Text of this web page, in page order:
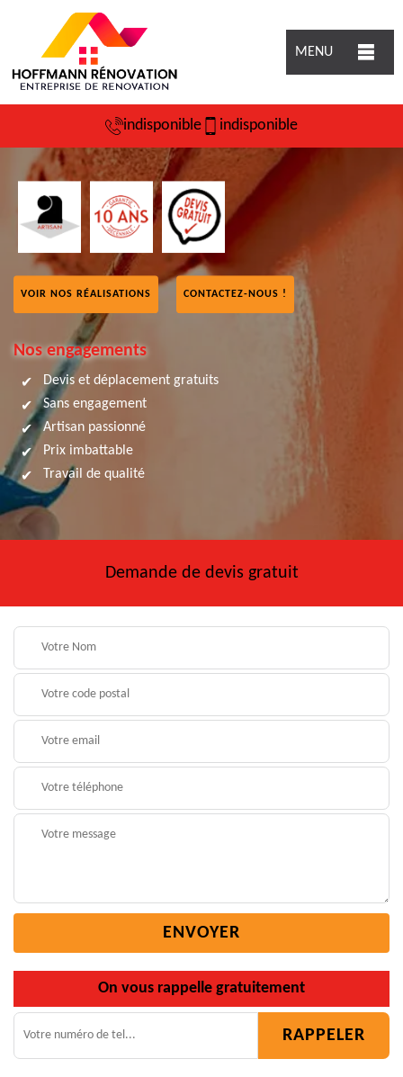
MENU
indisponible indisponible
VOIR NOS RÉALISATIONS CONTACTEZ-NOUS !
Nos engagements
Devis et déplacement gratuits
Sans engagement
Artisan passionné
Prix imbattable
Travail de qualité
Demande de devis gratuit
On vous rappelle gratuitement